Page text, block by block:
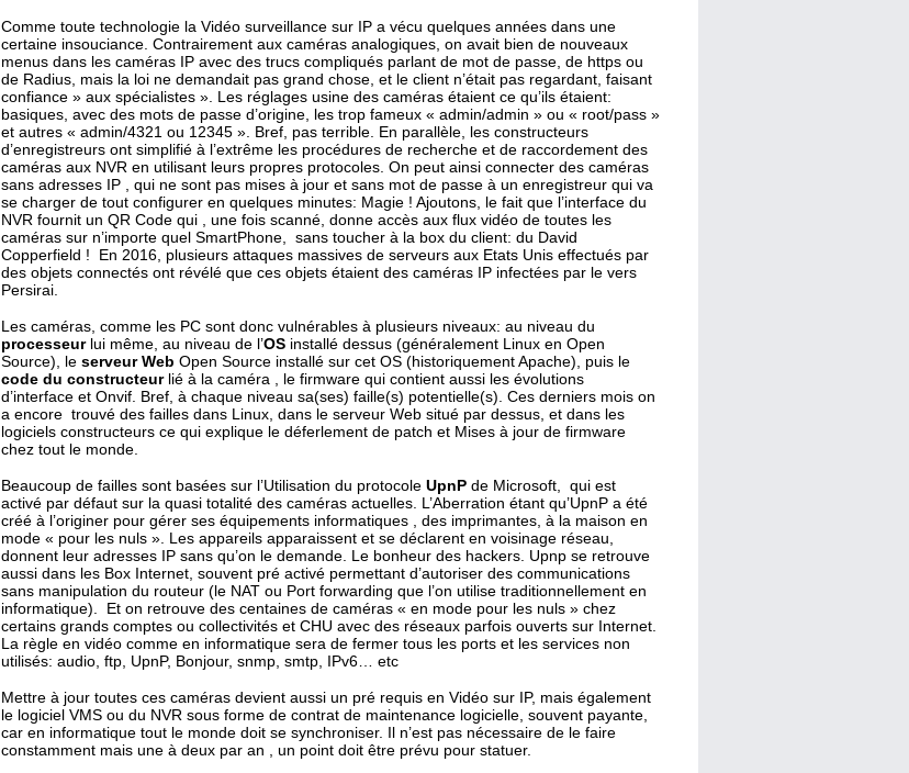
Comme toute technologie la Vidéo surveillance sur IP a vécu quelques années dans une
certaine insouciance. Contrairement aux caméras analogiques, on avait bien de nouveaux
menus dans les caméras IP avec des trucs compliqués parlant de mot de passe, de https ou
de Radius, mais la loi ne demandait pas grand chose, et le client n’était pas regardant, faisant
confiance » aux spécialistes ». Les réglages usine des caméras étaient ce qu’ils étaient:
basiques, avec des mots de passe d’origine, les trop fameux « admin/admin » ou « root/pass »
et autres « admin/4321 ou 12345 ». Bref, pas terrible. En parallèle, les constructeurs
d’enregistreurs ont simplifié à l’extrême les procédures de recherche et de raccordement des
caméras aux NVR en utilisant leurs propres protocoles. On peut ainsi connecter des caméras
sans adresses IP , qui ne sont pas mises à jour et sans mot de passe à un enregistreur qui va
se charger de tout configurer en quelques minutes: Magie ! Ajoutons, le fait que l’interface du
NVR fournit un QR Code qui , une fois scanné, donne accès aux flux vidéo de toutes les
caméras sur n’importe quel SmartPhone, sans toucher à la box du client: du David
Copperfield ! En 2016, plusieurs attaques massives de serveurs aux Etats Unis effectués par
des objets connectés ont révélé que ces objets étaient des caméras IP infectées par le vers
Persirai.
Les caméras, comme les PC sont donc vulnérables à plusieurs niveaux: au niveau du
processeurlui même, au niveau de l’OS installé dessus (généralement Linux en Open
Source), le serveur Web Open Source installé sur cet OS (historiquement Apache), puis le
code du constructeurlié à la caméra , le firmware qui contient aussi les évolutions
d’interface et Onvif. Bref, à chaque niveau sa(ses) faille(s) potentielle(s). Ces derniers mois on
a encore trouvé des failles dans Linux, dans le serveur Web situé par dessus, et dans les
logiciels constructeurs ce qui explique le déferlement de patch et Mises à jour de firmware
chez tout le monde.
Beaucoup de failles sont basées sur l’Utilisation du protocole UpnP de Microsoft, qui est
activé par défaut sur la quasi totalité des caméras actuelles. L’Aberration étant qu’UpnP a été
créé à l’originer pour gérer ses équipements informatiques , des imprimantes, à la maison en
mode « pour les nuls ». Les appareils apparaissent et se déclarent en voisinage réseau,
donnent leur adresses IP sans qu’on le demande. Le bonheur des hackers. Upnp se retrouve
aussi dans les Box Internet, souvent pré activé permettant d’autoriser des communications
sans manipulation du routeur (le NAT ou Port forwarding que l’on utilise traditionnellement en
informatique). Et on retrouve des centaines de caméras « en mode pour les nuls » chez
certains grands comptes ou collectivités et CHU avec des réseaux parfois ouverts sur Internet.
La règle en vidéo comme en informatique sera de fermer tous les ports et les services non
utilisés: audio, ftp, UpnP, Bonjour, snmp, smtp, IPv6… etc
Mettre à jour toutes ces caméras devient aussi un pré requis en Vidéo sur IP, mais également
le logiciel VMS ou du NVR sous forme de contrat de maintenance logicielle, souvent payante,
car en informatique tout le monde doit se synchroniser. Il n’est pas nécessaire de le faire
constamment mais une à deux par an , un point doit être prévu pour statuer.